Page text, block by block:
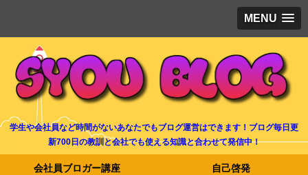
MENU
学生や会社員など時間がないあなたでもブログ運営はできます！ブログ毎日更
新700日の教訓と会社でも使える知識と合わせて発信中！
会社員ブロガー講座 自己啓発